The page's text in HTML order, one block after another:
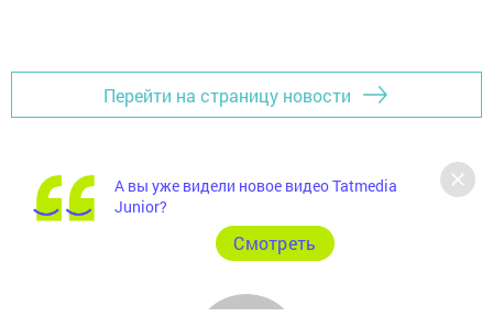
Перейти на страницу новости
А вы уже видели новое видео Tatmedia
Junior?
Cмотреть